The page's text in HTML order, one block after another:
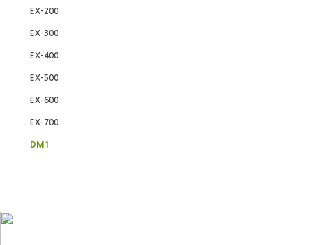
EX-200
EX-300
EX-400
EX-500
EX-600
EX-700
DM1